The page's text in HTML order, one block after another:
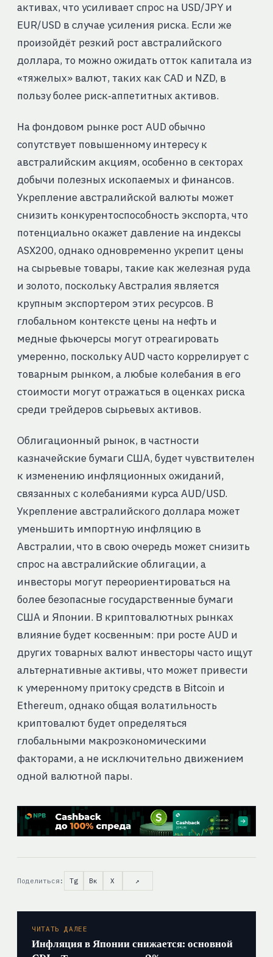
активах, что усиливает спрос на USD/JPY и
EUR/USD в случае усиления риска. Если же
произойдёт резкий рост австралийского
доллара, то можно ожидать отток капитала из
«тяжелых» валют, таких как CAD и NZD, в
пользу более риск‑аппетитных активов.
На фондовом рынке рост AUD обычно
сопутствует повышенному интересу к
австралийским акциям, особенно в секторах
добычи полезных ископаемых и финансов.
Укрепление австралийской валюты может
снизить конкурентоспособность экспорта, что
потенциально окажет давление на индексы
ASX200, однако одновременно укрепит цены
на сырьевые товары, такие как железная руда
и золото, поскольку Австралия является
крупным экспортером этих ресурсов. В
глобальном контексте цены на нефть и
медные фьючерсы могут отреагировать
умеренно, поскольку AUD часто коррелирует с
товарным рынком, а любые колебания в его
стоимости могут отражаться в оценках риска
среди трейдеров сырьевых активов.
Облигационный рынок, в частности
казначейские бумаги США, будет чувствителен
к изменению инфляционных ожиданий,
связанных с колебаниями курса AUD/USD.
Укрепление австралийского доллара может
уменьшить импортную инфляцию в
Австралии, что в свою очередь может снизить
спрос на австралийские облигации, а
инвесторы могут переориентироваться на
более безопасные государственные бумаги
США и Японии. В криптовалютных рынках
влияние будет косвенным: при росте AUD и
других товарных валют инвесторы часто ищут
альтернативные активы, что может привести
к умеренному притоку средств в Bitcoin и
Ethereum, однако общая волатильность
криптовалют будет определяться
глобальными макроэкономическими
факторами, а не исключительно движением
одной валютной пары.
Поделиться: Tg Вк X ↗
ЧИТАТЬ ДАЛЕЕ
Инфляция в Японии снижается: основной